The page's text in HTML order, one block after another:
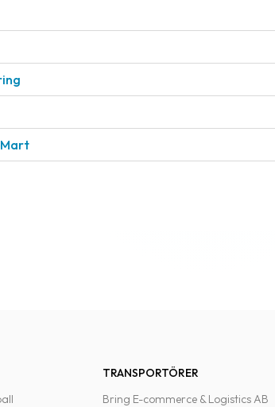
TRANSPORTÖRER
Bring E-commerce & Logistics AB